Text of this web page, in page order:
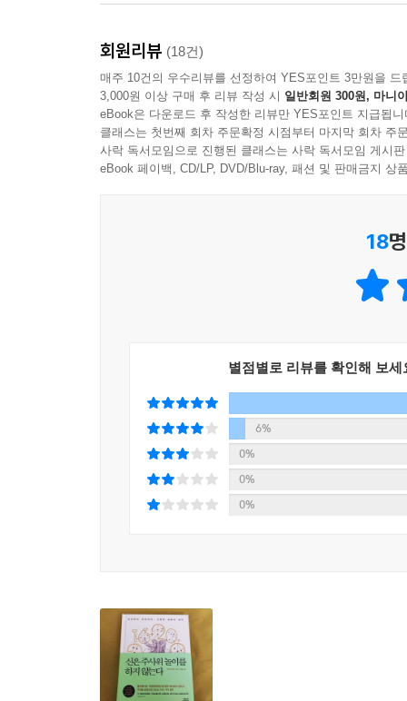
“우리가 이제야 서로를 알게 되다니.”… 결과에서
들의 삶과 죽음, 장례를 이야기하고 특징들을 비
트의 아버지보다 나이가 정확히 4년 10개월 더 많
하고 외모가 빼어났다. 이 밖에도 여러 우연의 일치
충분함의 법칙이 어떻게 작동하는지를 완벽하게
어떤 곤충 종은 매년 봄에 큰 집단을 이루는데,
집단의 서식처보다 약간 더 따뜻하다. 어쩌면 적
곤충들은 번식해 이듬해 봄에 다시 여러 집단으
식처의 이동이 눈에 띌 만큼 축적되려면 많은 세대
--- 「10. 생명과 우주에도 우연은 있다」 중에서
당신이 여행을 계획 중이라면, 영국 더들리에 사
사람은 2001년 9월 11일 테러범들이 납치한 비
일어났을 때는 런던에 있었고, 2008년 11월 뭄바
변호사 존 우즈의 사연도 만만치 않다. 1988년
우연의 법칙을 이해하고 나면, 이 사건들은 전혀 놀
--- 「나오며: 기적은 전혀 놀라운 일이 아니다」 중에서
사람은 매일 열차로 통근하는 사람보다 열차 사
사고를 당할 확률은 더 높아진다. 더 긴 기간을
당했다.
마찬가지로 어떤 불행한 사건이 당신에게 또는 지
사실을 상할 필요가 있다. 각각이 특정한 날에
선택의 법칙: 사후에 데이터를 선택하면, 확률은
것이다. 어떤 약이 유효하다고 결론짓는 논문은
논문보다 전자의 논문을 투고하기를 선호할 테고
내용의 논문들로 자신의 저널을 채우고 싶은 편
우연의 법칙 4.
확률 지렛대의 법칙: 나비의 날갯짓만으로도 확률
나무가 벼락을 맞았다. 이 일로 그는 몸의 오른
맞아 온몸이 마비되었다. 그는 2년 뒤인 1932년
묘비가 벼락을 맞았다. 만약에 그가 뜨개질에 취
회원리뷰 (18건)
매주 10건의 우수리뷰를 선정하여 YES포인트 3만원을 드
3,000원 이상 구매 후 리뷰 작성 시 일반회원 300원, 마니
eBook은 다운로드 후 작성한 리뷰만 YES포인트 지급됩니
클래스는 첫번째 회차 주문확정 시점부터 마지막 회차 주
사락 독서모임으로 진행된 클래스는 사락 독서모임 게시
eBook 페이백, CD/LP, DVD/Blu-ray, 패션 및 판매금지 상
18
별점별로 리뷰를 확인해 보세
6%
0%
0%
0%